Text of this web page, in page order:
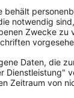
behält
notwendig
Zwecke zu
Daten, die
Dienstleistung"
Zeitraum von